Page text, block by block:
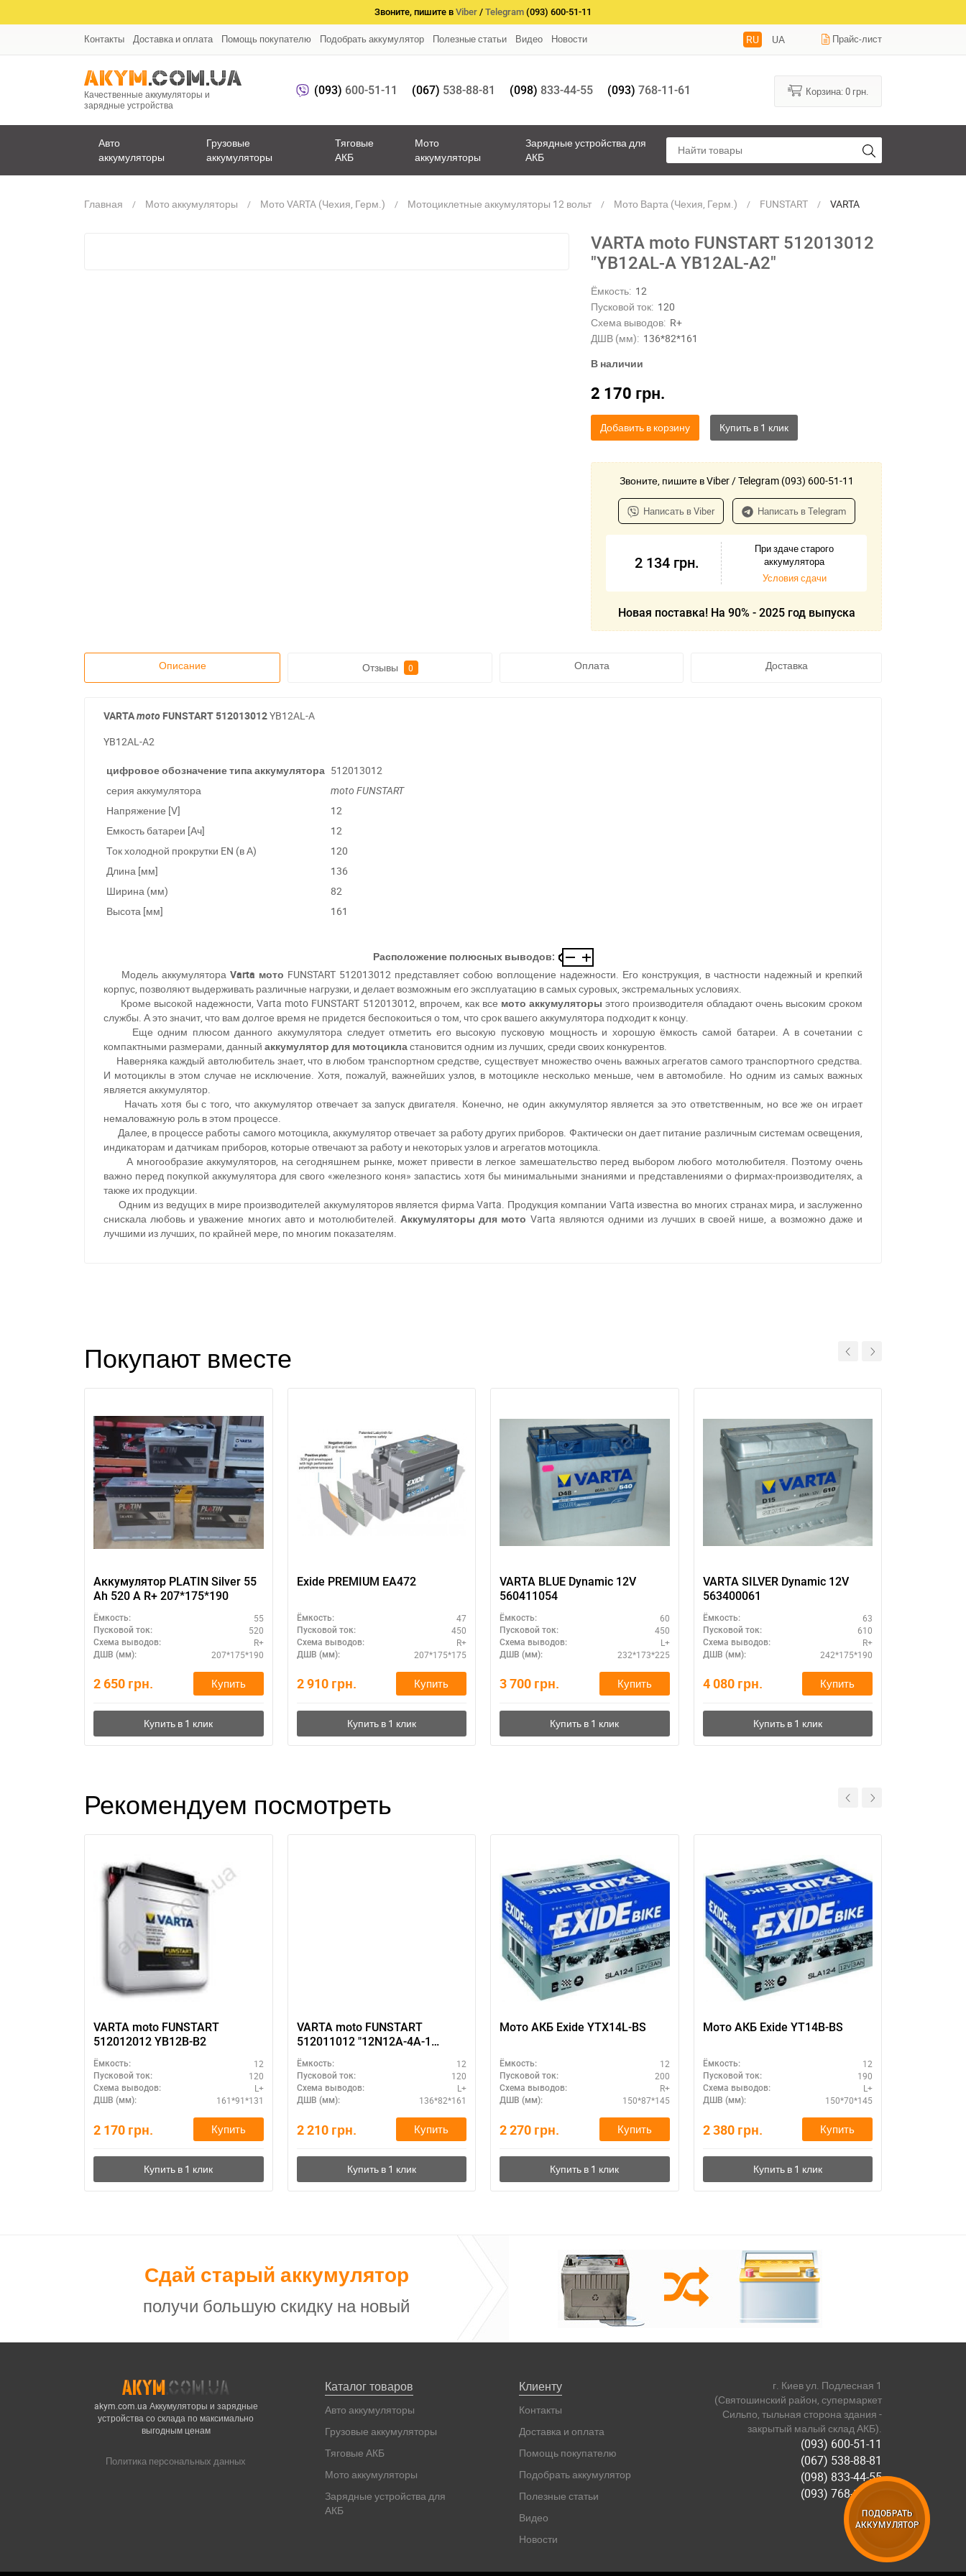
Звоните, пишите в Viber / Telegram (093) 600-51-11
Контакты Доставка и оплата Помощь покупателю Подобрать аккумулятор Полезные статьи Видео Новости RU UA Прайс-лист
Качественные аккумуляторы и
зарядные устройства
(093) 600-51-11 (067) 538-88-81 (098) 833-44-55 (093) 768-11-61 Корзина:0 грн.
Авто
аккумуляторы
Грузовые
аккумуляторы
Тяговые
АКБ
Мото
аккумуляторы
Зарядные устройства для
АКБ
Главная Мото аккумуляторы Мото VARTA (Чехия, Герм.) Мотоциклетные аккумуляторы 12 вольт Мото Варта (Чехия, Герм.) FUNSTART
VARTA
512013012
VARTA moto FUNSTART 512013012
"YB12AL-A YB12AL-A2"
Ёмкость: 12
Пусковой ток: 120
Схема выводов: R+
ДШВ (мм): 136*82*161
В наличии
2 170 грн.
Добавить в корзину
Звоните, пишите в Viber / Telegram (093) 600-51-11
Написать в Viber Написать в Telegram
2 134 грн.
При здаче старого
аккумулятора
Условия сдачи
Новая поставка! На 90% - 2025 год выпуска
Описание Отзывы 0 Оплата Доставка
VARTAmoto FUNSTART512013012YB12AL-A
YB12AL-A2
цифровое обозначение типа аккумулятора 512013012
серия аккумулятора
moto FUNSTART
Напряжение [V]
12
Емкость батареи [Ач]
12
Ток холодной прокрутки EN (в А)
120
Длина [мм]
136
Ширина (мм)
82
Высота [мм]
161
Расположение полюсных выводов:
Модель аккумулятора Varta мото FUNSTART 512013012 представляет собою воплощение надежности. Его конструкция, в частности надежный и крепкий
корпус, позволяют выдерживать различные нагрузки, и делает возможным его эксплуатацию в самых суровых, экстремальных условиях.
Кроме высокой надежности, Varta moto FUNSTART 512013012, впрочем, как все мото аккумуляторы этого производителя обладают очень высоким сроком
службы. А это значит, что вам долгое время не придется беспокоиться о том, что срок вашего аккумулятора подходит к концу.
Еще одним плюсом данного аккумулятора следует отметить его высокую пусковую мощность и хорошую ёмкость самой батареи. А в сочетании с
компактными размерами, данный аккумулятор для мотоцикластановится одним из лучших, среди своих конкурентов.
Наверняка каждый автолюбитель знает, что в любом транспортном средстве, существует множество очень важных агрегатов самого транспортного средства.
И мотоциклы в этом случае не исключение. Хотя, пожалуй, важнейших узлов, в мотоцикле несколько меньше, чем в автомобиле. Но одним из самых важных
является аккумулятор.
Начать хотя бы с того, что аккумулятор отвечает за запуск двигателя. Конечно, не один аккумулятор является за это ответственным, но все же он играет
немаловажную роль в этом процессе.
Далее, в процессе работы самого мотоцикла, аккумулятор отвечает за работу других приборов. Фактически он дает питание различным системам освещения,
индикаторам и датчикам приборов, которые отвечают за работу и некоторых узлов и агрегатов мотоцикла.
А многообразие аккумуляторов, на сегодняшнем рынке, может привести в легкое замешательство перед выбором любого мотолюбителя. Поэтому очень
важно перед покупкой аккумулятора для свого «железного коня» запастись хотя бы минимальными знаниями и представлениями о фирмах-производителях, а
также их продукции.
Одним из ведущих в мире производителей аккумуляторов является фирма Varta. Продукция компании Varta известна во многих странах мира, и заслуженно
снискала любовь и уважение многих авто и мотолюбителей.Аккумуляторы для мото Varta являются одними из лучших в своей нише, а возможно даже и
лучшими из лучших, по крайней мере, по многим показателям.
Покупают вместе
Аккумулятор PLATIN Silver 55
Ah 520 A R+ 207*175*190
Ёмкость: 55
Пусковой ток: 520
Схема выводов: R+
ДШВ (мм): 207*175*190
2 650 грн. Купить
Exide PREMIUM EA472
Ёмкость: 47
Пусковой ток: 450
Схема выводов: R+
ДШВ (мм): 207*175*175
2 910 грн. Купить
VARTA BLUE Dynamic 12V
560411054
Ёмкость: 60
Пусковой ток: 450
Схема выводов: L+
ДШВ (мм): 232*173*225
3 700 грн. Купить
VARTA SILVER Dynamic 12V
563400061
Ёмкость: 63
Пусковой ток: 610
Схема выводов: R+
ДШВ (мм): 242*175*190
4 080 грн. Купить
Рекомендуем посмотреть
VARTA moto FUNSTART
512012012 YB12B-B2
Ёмкость: 12
Пусковой ток: 120
Схема выводов: L+
ДШВ (мм): 161*91*131
2 170 грн. Купить
VARTA moto FUNSTART
512011012 "12N12A-4A-1
YB12A-A"
Ёмкость: 12
Пусковой ток: 120
Схема выводов: L+
ДШВ (мм): 136*82*161
2 210 грн. Купить
Мото АКБ Exide YTX14L-BS
Ёмкость: 12
Пусковой ток: 200
Схема выводов: R+
ДШВ (мм): 150*87*145
2 270 грн. Купить
Мото АКБ Exide YT14B-BS
Ёмкость: 12
Пусковой ток: 190
Схема выводов: L+
ДШВ (мм): 150*70*145
2 380 грн. Купить
Сдай старый аккумулятор
получи большую скидку на новый
akym.com.ua Аккумуляторы и зарядные
устройства со склада по максимально
выгодным ценам
Политика персональных данных
Каталог товаров
Авто аккумуляторы
Грузовые аккумуляторы
Тяговые АКБ
Мото аккумуляторы
Зарядные устройства для
АКБ
Клиенту
Контакты
Доставка и оплата
Помощь покупателю
Подобрать аккумулятор
Полезные статьи
Видео
Новости
г. Киев ул. Подлесная 1
(Святошинский район, супермаркет
Сильпо, тыльная сторона здания -
закрытый малый склад АКБ).
(093) 600-51-11
(067) 538-88-81
(098) 833-44-55
(093) 768-11-61
ПОДОБРАТЬ
АККУМУЛЯТОР